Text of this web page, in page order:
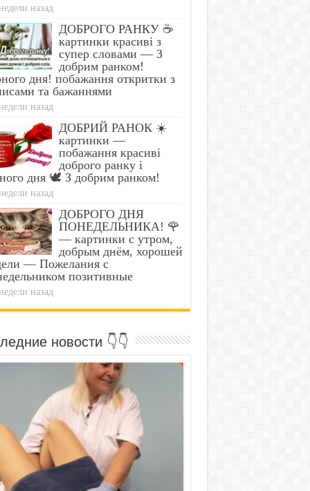
Is A Parasite, And It Dies
A Drop Of Plain...
назад
ДОБРОГО РАНКУ ☕
картинки красиві з
супер словами — З
добрим ранком!
дня! побажання откритки з
та бажаннями
назад
ДОБРИЙ РАНОК ☀️
картинки —
побажання красиві
доброго ранку і
дня 🕊️ З добрим ранком!
назад
ДОБРОГО ДНЯ
ПОНЕДЕЛЬНИКА! 🌹
— картинки с утром,
добрым днём, хорошей
— Пожелания с
позитивные
назад
новости 👇👇